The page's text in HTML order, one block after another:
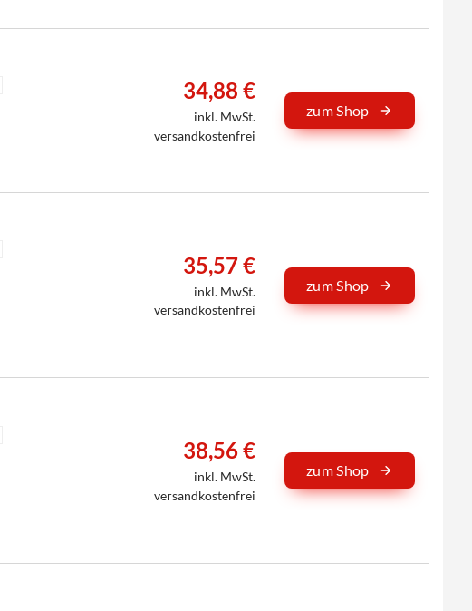
34,88 €
inkl. MwSt.
versandkostenfrei
zum Shop
35,57 €
inkl. MwSt.
versandkostenfrei
zum Shop
38,56 €
inkl. MwSt.
versandkostenfrei
zum Shop